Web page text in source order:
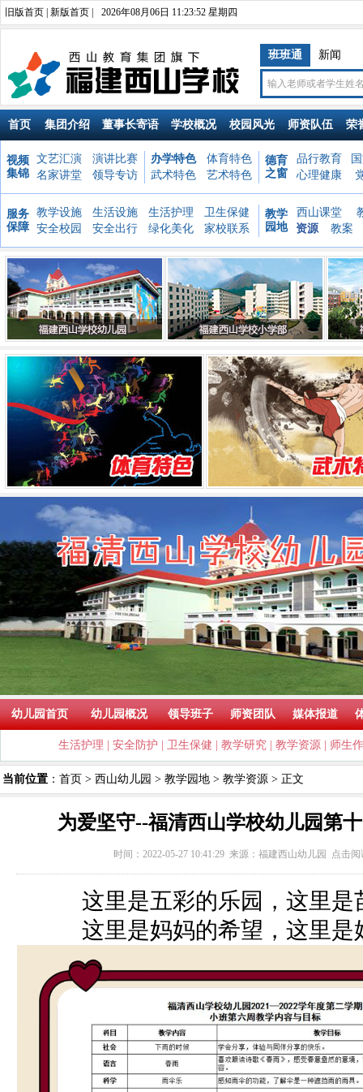
旧版首页 新版首页 2026年08月06日 11:23:52 星期四
班班通 新闻
首页 集团介绍 董事长寄语 学校概况 校园风光 师资队伍 荣
视频
集锦
文艺汇演
演讲比赛
名家讲堂
领导专访
办学特色
体育特色
武术特色
艺术特色
德育
之窗
品行教育
心理健康
服务
保障
教学设施 生活设施 生活护理
卫生保健
安全校园
安全出行 绿化美化 家校联系
教学
园地
西山课堂
资源
教案
幼儿园首页 幼儿园概况 领导班子 师资团队 媒体报道
生活护理 安全防护 卫生保健 教学研究 教学资源 师生
当前位置 ： 首页 > 西山幼儿园 > 教学园地 > 教学资源 > 正文
为爱坚守--福清西山学校幼儿园第
时间：2022-05-27 10:41:29 来源： 福建西山幼儿园 点击阅
这里是五彩的乐园，这里是
这里是妈妈的希望，这里是